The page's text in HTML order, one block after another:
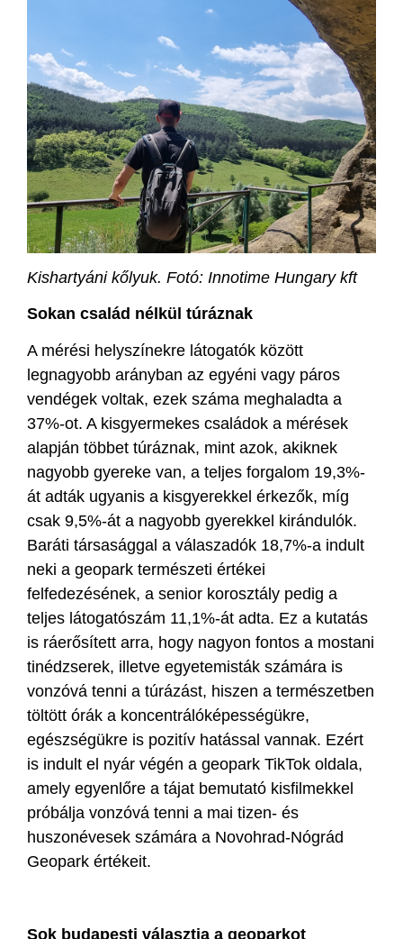
Kishartyáni kőlyuk. Fotó: Innotime Hungary kft
Sokan család nélkül túráznak
A mérési helyszínekre látogatók között
legnagyobb arányban az egyéni vagy páros
vendégek voltak, ezek száma meghaladta a
37%-ot. A kisgyermekes családok a mérések
alapján többet túráznak, mint azok, akiknek
nagyobb gyereke van, a teljes forgalom 19,3%-
át adták ugyanis a kisgyerekkel érkezők, míg
csak 9,5%-át a nagyobb gyerekkel kirándulók.
Baráti társasággal a válaszadók 18,7%-a indult
neki a geopark természeti értékei
felfedezésének, a senior korosztály pedig a
teljes látogatószám 11,1%-át adta. Ez a kutatás
is ráerősített arra, hogy nagyon fontos a mostani
tinédzserek, illetve egyetemisták számára is
vonzóvá tenni a túrázást, hiszen a természetben
töltött órák a koncentrálóképességükre,
egészségükre is pozitív hatással vannak. Ezért
is indult el nyár végén a geopark TikTok oldala,
amely egyenlőre a tájat bemutató kisfilmekkel
próbálja vonzóvá tenni a mai tizen- és
huszonévesek számára a Novohrad-Nógrád
Geopark értékeit.
Sok budapesti választja a geoparkot